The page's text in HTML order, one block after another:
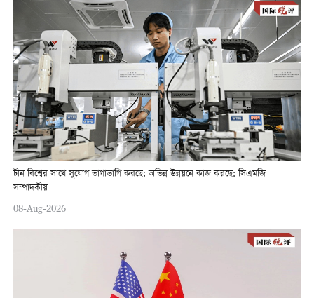
চীন বিশ্বের সাথে সুযোগ ভাগাভাগি করছে; অভিন্ন উন্নয়নে কাজ করছে: সিএমজি
সম্পাদকীয়
08-Aug-2026